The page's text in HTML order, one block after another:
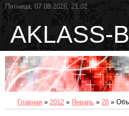
Пятница, 07.08.2026, 21:02
AKLASS-
Главная » 2012 » Январь » 28 »